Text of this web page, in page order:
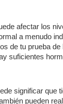
afectar los
a menudo
de tu prueba
suficientes
significar que
pueden